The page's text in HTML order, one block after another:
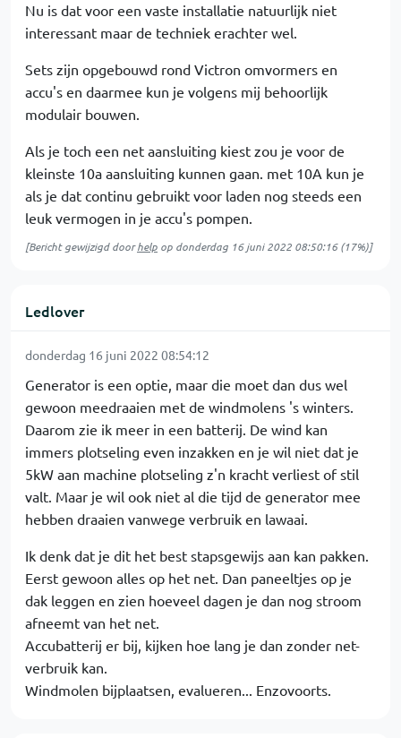
Nu is dat voor een vaste installatie natuurlijk niet
interessant maar de techniek erachter wel.
Sets zijn opgebouwd rond Victron omvormers en
accu's en daarmee kun je volgens mij behoorlijk
modulair bouwen.
Als je toch een net aansluiting kiest zou je voor de
kleinste 10a aansluiting kunnen gaan. met 10A kun je
als je dat continu gebruikt voor laden nog steeds een
leuk vermogen in je accu's pompen.
[Bericht gewijzigd doorhelp op donderdag 16 juni 2022 08:50:16(17%)]
Ledlover
donderdag 16 juni 2022 08:54:12
Generator is een optie, maar die moet dan dus wel
gewoon meedraaien met de windmolens 's winters.
Daarom zie ik meer in een batterij. De wind kan
immers plotseling even inzakken en je wil niet dat je
5kW aan machine plotseling z'n kracht verliest of stil
valt. Maar je wil ook niet al die tijd de generator mee
hebben draaien vanwege verbruik en lawaai.
Ik denk dat je dit het best stapsgewijs aan kan pakken.
Eerst gewoon alles op het net. Dan paneeltjes op je
dak leggen en zien hoeveel dagen je dan nog stroom
afneemt van het net.
Accubatterij er bij, kijken hoe lang je dan zonder net-
verbruik kan.
Windmolen bijplaatsen, evalueren... Enzovoorts.